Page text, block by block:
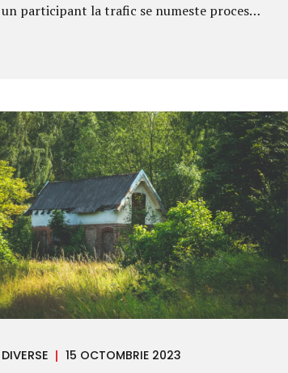
un participant la trafic se numeste proces –
aplicat o sanctiune participantilor la trafic
se poate face in termen de 15 zile de la
momentul cand procesul – verbal este
inmanat sau comunicat. Asadar, termenul
de contestatie este de 15 zile si incepe sa
curga de la momentul inmanarii procesului
– verbal (daca acesta este incheiat in
prezenta conducatorului auto) sau de la
momentul comunicarii...
DIVERSE
15 OCTOMBRIE 2023